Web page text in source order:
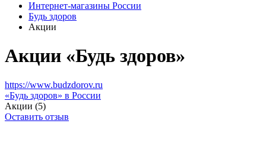
Интернет-магазины России
Будь здоров
Акции
Акции «Будь здоров»
https://www.budzdorov.ru
«Будь здоров» в России
Акции (5)
Оставить отзыв